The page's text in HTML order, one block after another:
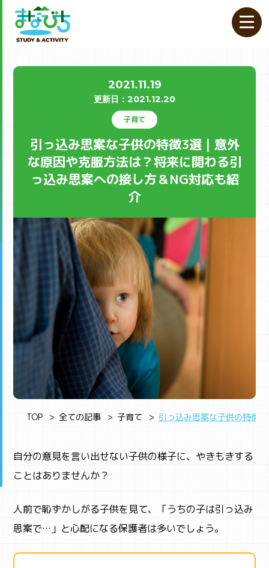
2021.11.19
更新⽇： 2021.12.20
子育て
引っ込み思案な子供の特徴3選｜意外
な原因や克服方法は？将来に関わる引
っ込み思案への接し方＆NG対応も紹
介
TOP 全ての記事 子育て 引っ込み思案な子供の特徴
自分の意見を言い出せない子供の様子に、やきもきする
ことはありませんか？
人前で恥ずかしがる子供を見て、「うちの子は引っ込み
思案で…」と心配になる保護者は多いでしょう。